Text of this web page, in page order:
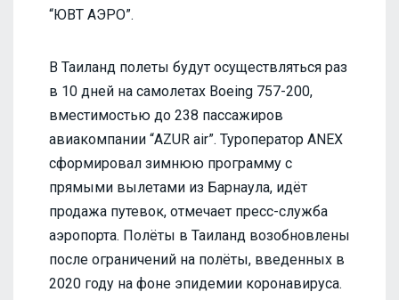
“ЮВТ АЭРО”.
В Таиланд полеты будут осуществляться раз
в 10 дней на самолетах Boeing 757-200,
вместимостью до 238 пассажиров
авиакомпании “AZUR air”. Туроператор ANEX
сформировал зимнюю программу с
прямыми вылетами из Барнаула, идёт
продажа путевок, отмечает пресс-служба
аэропорта. Полёты в Таиланд возобновлены
после ограничений на полёты, введенных в
2020 году на фоне эпидемии коронавируса.